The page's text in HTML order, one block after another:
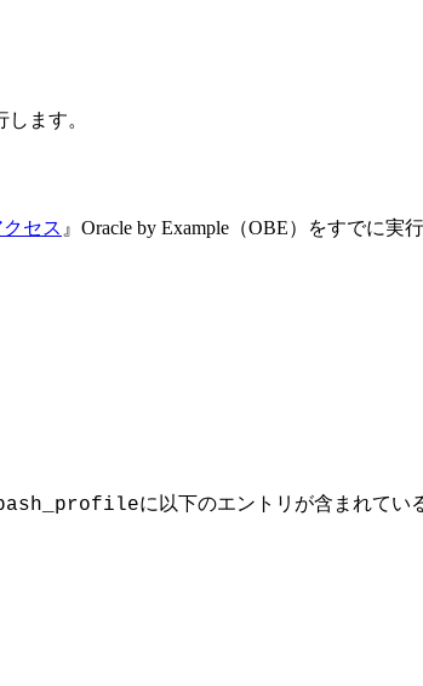
ます。
セス 』Oracle by Example（OBE）をすでに
に以下のエントリが含まれてい